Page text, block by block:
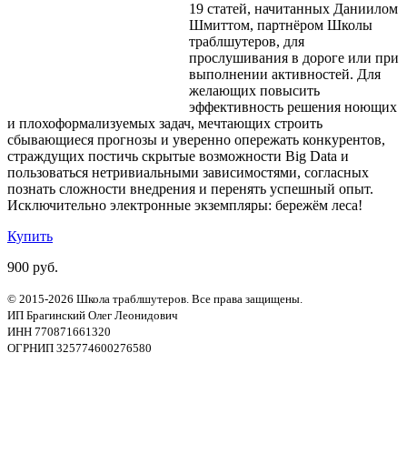
19 статей, начитанных Даниилом
Шмиттом, партнёром Школы
траблшутеров, для
прослушивания в дороге или при
выполнении активностей. Для
желающих повысить
эффективность решения ноющих
и плохоформализуемых задач, мечтающих строить
сбывающиеся прогнозы и уверенно опережать конкурентов,
страждущих постичь скрытые возможности Big Data и
пользоваться нетривиальными зависимостями, согласных
познать сложности внедрения и перенять успешный опыт.
Исключительно электронные экземпляры: бережём леса!
Купить
900 руб.
© 2015-2026 Школа траблшутеров. Все права защищены.
ИП Брагинский Олег Леонидович
ИНН 770871661320
ОГРНИП 325774600276580